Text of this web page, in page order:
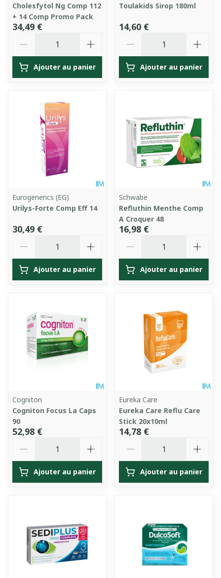
Cholesfytol Ng Comp 112
+ 14 Comp Promo Pack
34,49 €
Ajouter au panier
Toulakids Sirop 180ml
14,60 €
Ajouter au panier
Eurogenerics (EG)
Urilys-Forte Comp Eff 14
30,49 €
Ajouter au panier
Schwabe
Refluthin Menthe Comp
A Croquer 48
16,98 €
Ajouter au panier
Cogniton
Cogniton Focus La Caps
90
52,98 €
Ajouter au panier
Eureka Care
Eureka Care Reflu Care
Stick 20x10ml
14,78 €
Ajouter au panier